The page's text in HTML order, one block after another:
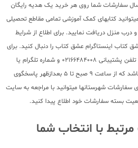
سفارشات شما روی هر خرید یک هدیه رایگان
کتابهای کمک آموزشی تمامی مقاطع تحصیلی
درب منزل دریافت نمایید. برای اطلاع از شرایط
کتاب اینستاگرام عشق کتاب را دنبال کنید. برای
پیگیری سفارشات تهران شماره تلفن پشتیبانی 02166484008 و شماره تلگرام یا
واتس اپ 09203472622 می باشد که از ساعت 9 صبح تا 5 بعدازظهر پاسخگوی
سفارشات شهرستانها میتوانید با مراجعه به سایت
بسته سفارشات خود اطلاع پیدا کنید.
با انتخاب شما